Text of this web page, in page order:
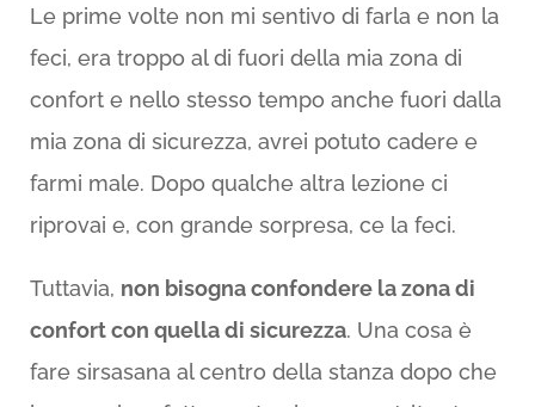
Le prime volte non mi sentivo di farla e non la
feci, era troppo al di fuori della mia zona di
confort e nello stesso tempo anche fuori dalla
mia zona di sicurezza, avrei potuto cadere e
farmi male. Dopo qualche altra lezione ci
riprovai e, con grande sorpresa, ce la feci.
Tuttavia, non bisogna confondere la zona di
confort con quella di sicurezza. Una cosa è
fare sirsasana al centro della stanza dopo che